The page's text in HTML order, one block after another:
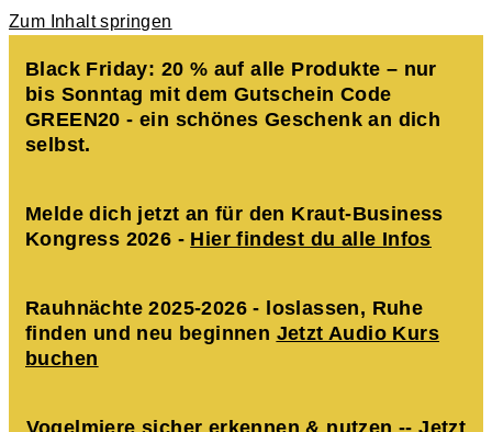
Zum Inhalt springen
Black Friday: 20 % auf alle Produkte – nur
bis Sonntag mit dem Gutschein Code
GREEN20 - ein schönes Geschenk an dich
selbst.
Melde dich jetzt an für den Kraut-Business
Kongress 2026 - Hier findest du alle Infos
Rauhnächte 2025-2026 - loslassen, Ruhe
finden und neu beginnen Jetzt Audio Kurs
buchen
Vogelmiere sicher erkennen & nutzen --Jetzt